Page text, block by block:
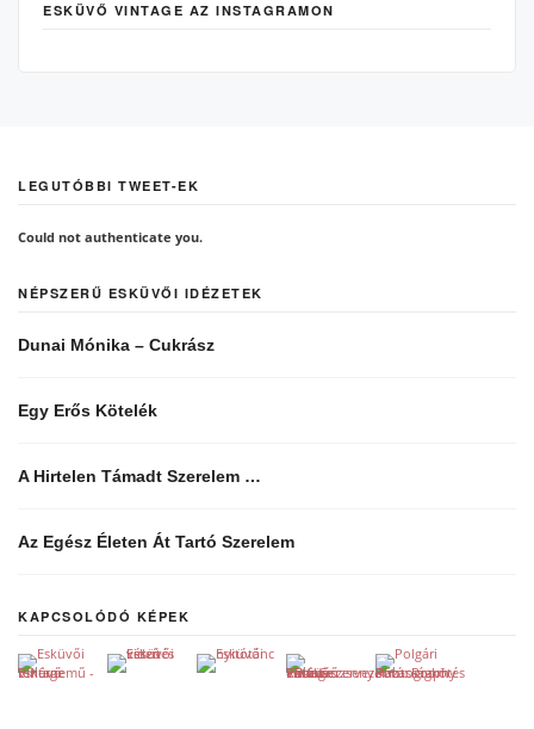
ESKÜVŐ VINTAGE AZ INSTAGRAMON
LEGUTÓBBI TWEET-EK
Could not authenticate you.
NÉPSZERŰ ESKÜVŐI IDÉZETEK
Dunai Mónika – Cukrász
Egy Erős Kötelék
A Hirtelen Támadt Szerelem …
Az Egész Életen Át Tartó Szerelem
KAPCSOLÓDÓ KÉPEK